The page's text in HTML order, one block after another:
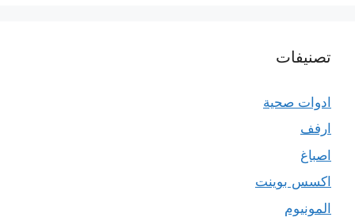
تصنيفات
ادوات صحية
ارفف
اصباغ
اكسس بوينت
المونيوم